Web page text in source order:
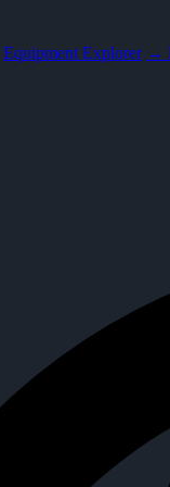
Equipment Explorer →